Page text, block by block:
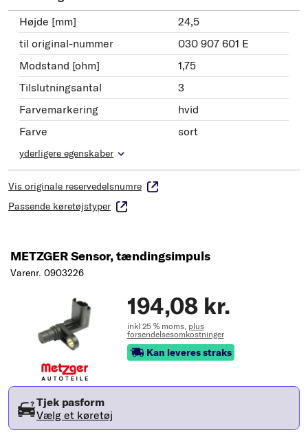
Højde [mm]
24,5
til original-nummer
030 907 601 E
Modstand [ohm]
1,75
Tilslutningsantal
3
Farvemarkering
hvid
Farve
sort
yderligere egenskaber
Vis originale reservedelsnumre
Passende køretøjstyper
METZGER Sensor, tændingsimpuls
Varenr. 0903226
194,08 kr.
inkl 25 % moms, plus
forsendelsesomkostninger
Kan leveres straks
Tjek pasform
Vælg et køretøj